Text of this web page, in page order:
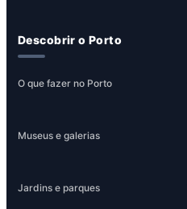
Descobrir o Porto
O que fazer no Porto
Museus e galerias
Jardins e parques